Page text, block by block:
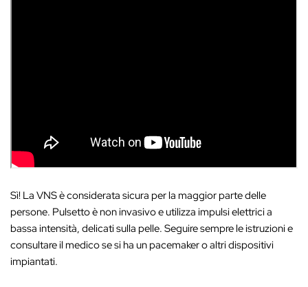
Sì! La VNS è considerata sicura per la maggior parte delle
persone. Pulsetto è non invasivo e utilizza impulsi elettrici a
bassa intensità, delicati sulla pelle. Seguire sempre le istruzioni e
consultare il medico se si ha un pacemaker o altri dispositivi
impiantati.